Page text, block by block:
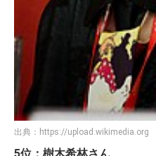
出典： https://upload.wikimedia.org